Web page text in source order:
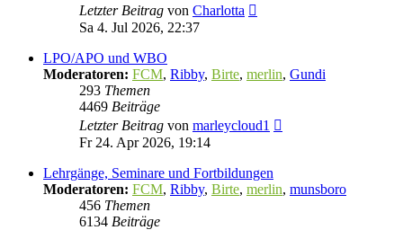
Letzter Beitrag von Charlotta
Sa 4. Jul 2026, 22:37
LPO/APO und WBO
Moderatoren: FCM, Ribby, Birte, merlin, Gundi
293 Themen
4469 Beiträge
Letzter Beitrag von marleycloud1
Fr 24. Apr 2026, 19:14
Lehrgänge, Seminare und Fortbildungen
Moderatoren: FCM, Ribby, Birte, merlin, munsboro
456 Themen
6134 Beiträge